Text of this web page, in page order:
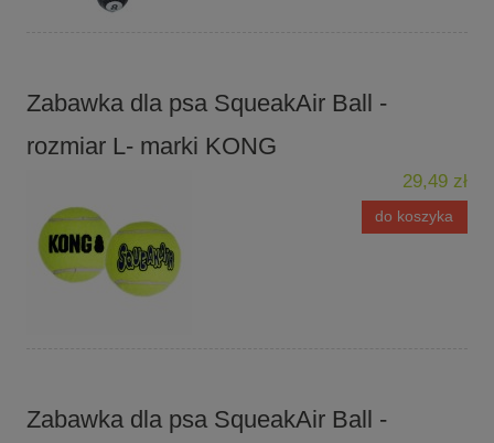
Zabawka dla psa SqueakAir Ball -
rozmiar L- marki KONG
29,49 zł
do koszyka
Zabawka dla psa SqueakAir Ball -